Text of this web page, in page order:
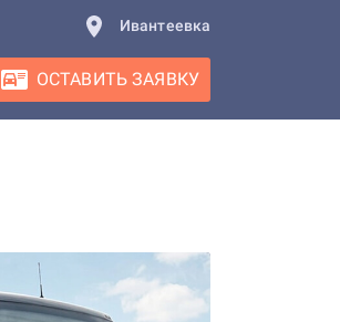
Ивантеевка
ОСТАВИТЬ ЗАЯВКУ